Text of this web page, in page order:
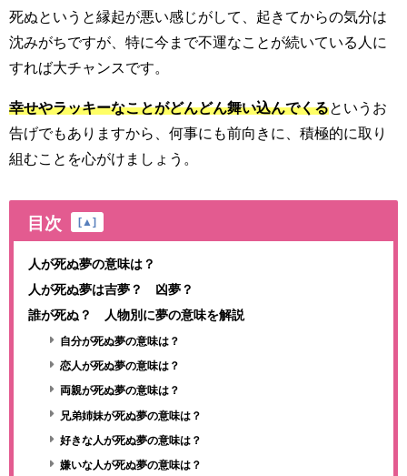
死ぬというと縁起が悪い感じがして、起きてからの気分は
沈みがちですが、特に今まで不運なことが続いている人に
すれば大チャンスです。
幸せやラッキーなことがどんどん舞い込んでくるというお
告げでもありますから、何事にも前向きに、積極的に取り
組むことを心がけましょう。
目次 [ ▲ ]
人が死ぬ夢の意味は？
人が死ぬ夢は吉夢？ 凶夢？
誰が死ぬ？ 人物別に夢の意味を解説
自分が死ぬ夢の意味は？
恋人が死ぬ夢の意味は？
両親が死ぬ夢の意味は？
兄弟姉妹が死ぬ夢の意味は？
好きな人が死ぬ夢の意味は？
嫌いな人が死ぬ夢の意味は？